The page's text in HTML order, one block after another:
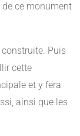
ce monument
construite. Puis
cette
et y fera
ainsi que les